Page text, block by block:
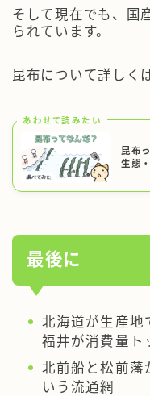
そして現在でも、国
られています。
昆布について詳しく
あわせて読みたい
昆布
生態
最後に
北海道が生産地
福井が消費量ト
北前船と松前藩
いう流通網